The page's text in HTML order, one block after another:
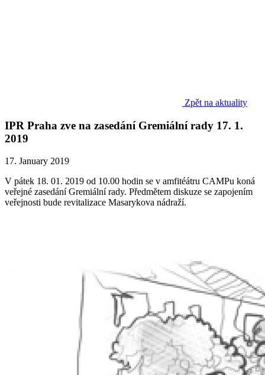
Zpět na aktuality
IPR Praha zve na zasedání Gremiální rady 17. 1.
2019
17. January 2019
V pátek 18. 01. 2019 od 10.00 hodin se v amfitéátru CAMPu koná
veřejné zasedání Gremiální rady. Předmětem diskuze se zapojením
veřejnosti bude revitalizace Masarykova nádraží.